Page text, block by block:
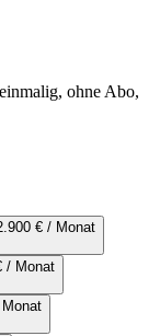
ohne Abo,
€ / Monat
/ Monat